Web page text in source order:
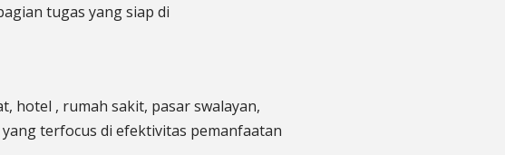
tugas yang siap di
hotel , rumah sakit, pasar swalayan,
yang terfocus di efektivitas pemanfaatan